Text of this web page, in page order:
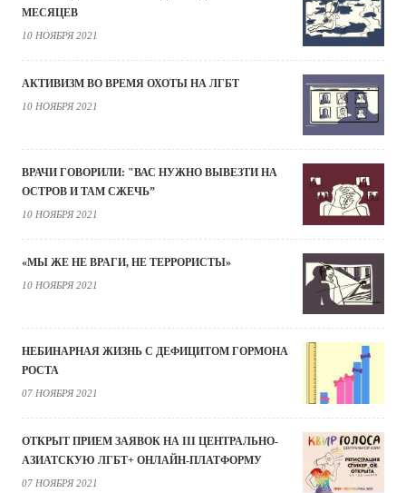
МЕСЯЦЕВ
10 НОЯБРЯ 2021
АКТИВИЗМ ВО ВРЕМЯ ОХОТЫ НА ЛГБТ
10 НОЯБРЯ 2021
ВРАЧИ ГОВОРИЛИ: "ВАС НУЖНО ВЫВЕЗТИ НА
ОСТРОВ И ТАМ СЖЕЧЬ”
10 НОЯБРЯ 2021
«МЫ ЖЕ НЕ ВРАГИ, НЕ ТЕРРОРИСТЫ»
10 НОЯБРЯ 2021
НЕБИНАРНАЯ ЖИЗНЬ С ДЕФИЦИТОМ ГОРМОНА
РОСТА
07 НОЯБРЯ 2021
ОТКРЫТ ПРИЕМ ЗАЯВОК НА III ЦЕНТРАЛЬНО-
АЗИАТСКУЮ ЛГБТ+ ОНЛАЙН-ПЛАТФОРМУ
07 НОЯБРЯ 2021